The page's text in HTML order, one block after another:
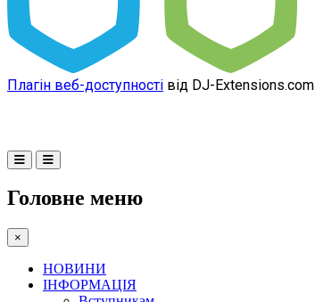
Плагін веб-доступності від DJ-Extensions.com
Головне меню
×
НОВИНИ
ІНФОРМАЦІЯ